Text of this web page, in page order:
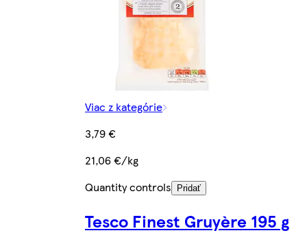
Viac z kategórie
3,79 €
21,06 €/kg
Quantity controls
Pridať
Tesco Finest Gruyère 195 g